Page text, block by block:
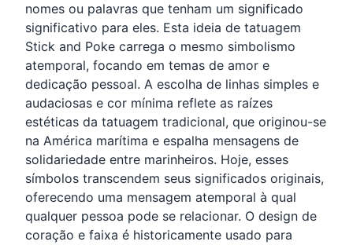
nomes ou palavras que tenham um significado
significativo para eles. Esta ideia de tatuagem
Stick and Poke carrega o mesmo simbolismo
atemporal, focando em temas de amor e
dedicação pessoal. A escolha de linhas simples e
audaciosas e cor mínima reflete as raízes
estéticas da tatuagem tradicional, que originou-se
na América marítima e espalha mensagens de
solidariedade entre marinheiros. Hoje, esses
símbolos transcendem seus significados originais,
oferecendo uma mensagem atemporal à qual
qualquer pessoa pode se relacionar. O design de
coração e faixa é historicamente usado para